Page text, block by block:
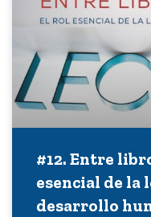
#12. Entre
esencial de la
desarrollo